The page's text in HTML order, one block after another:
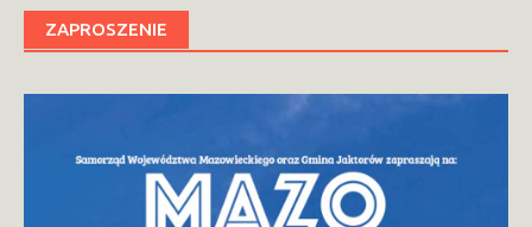
ZAPROSZENIE